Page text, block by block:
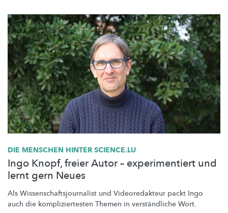
DIE MENSCHEN HINTER SCIENCE.LU
Ingo Knopf, freier Autor – experimentiert und
lernt gern Neues
Als Wissenschaftsjournalist und Videoredakteur packt Ingo
auch die kompliziertesten Themen in verständliche Wort.